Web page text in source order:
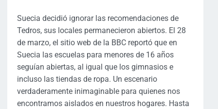
Suecia decidió ignorar las recomendaciones de
Tedros, sus locales permanecieron abiertos. El 28
de marzo, el sitio web de la BBC reportó que en
Suecia las escuelas para menores de 16 años
seguían abiertas, al igual que los gimnasios e
incluso las tiendas de ropa. Un escenario
verdaderamente inimaginable para quienes nos
encontramos aislados en nuestros hogares. Hasta